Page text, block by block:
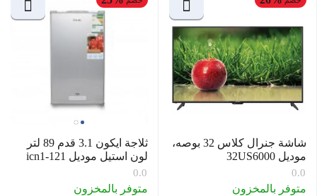
شاشة جنرال كلاس 32 بوصه،
موديل 32US6000
0.0
متوفر بالمخزون
ثلاجة ايكون 3.1 قدم 89 لتر
لون استيل موديل icn1-121
0.0
متوفر بالمخزون